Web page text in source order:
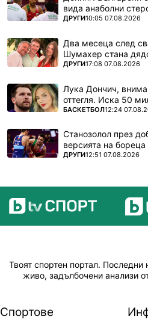
вида анаболни
ПОВЕЧЕ ОТ
ДРУГИ10:05 07.08.2026
Два месеца след
Шумахер стана
ПОВЕЧЕ ОТ
ДРУГИ17:08 07.08.2026
Лука Дончич,
оттегля. Иска 50
ПОВЕЧЕ ОТ
БАСКЕТБОЛ12:24
Станозолол през
версията на
ПОВЕЧЕ ОТ
ДРУГИ12:51 07.08.2026
Твоят спортен портал. Последни
живо, задълбочени анализи
Спортове